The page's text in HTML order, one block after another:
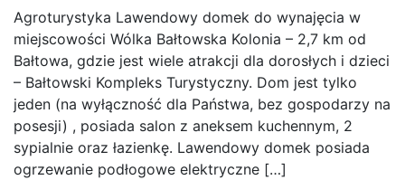
Agroturystyka Lawendowy domek do wynajęcia w
miejscowości Wólka Bałtowska Kolonia – 2,7 km od
Bałtowa, gdzie jest wiele atrakcji dla dorosłych i dzieci
– Bałtowski Kompleks Turystyczny. Dom jest tylko
jeden (na wyłączność dla Państwa, bez gospodarzy na
posesji) , posiada salon z aneksem kuchennym, 2
sypialnie oraz łazienkę. Lawendowy domek posiada
ogrzewanie podłogowe elektryczne […]